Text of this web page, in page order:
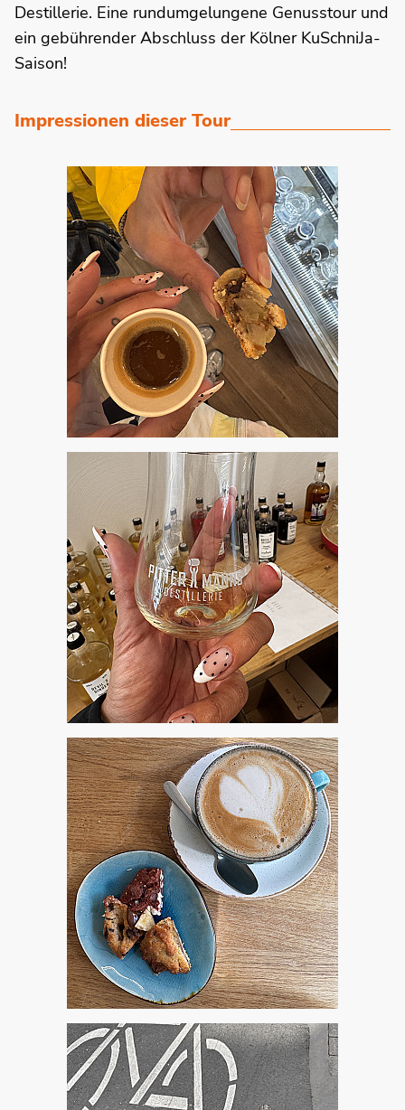
Destillerie. Eine rundumgelungene Genusstour und
ein gebührender Abschluss der Kölner KuSchniJa-
Saison!
Impressionen dieser Tour